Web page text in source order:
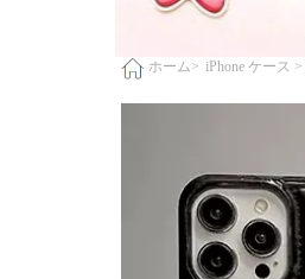
ホーム> iPhone ケース >